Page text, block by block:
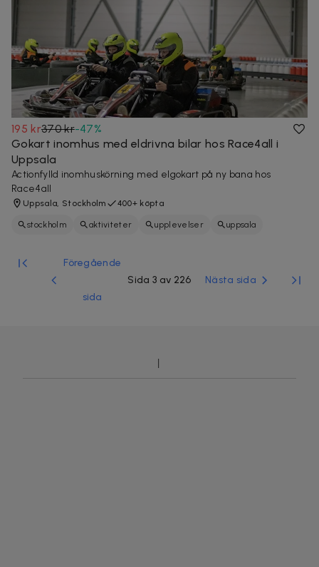
195 kr370 kr-47%
Gokart inomhus med eldrivna bilar hos Race4all i
Uppsala
Actionfylld inomhuskörning med elgokart på ny bana hos
Race4all
Uppsala, Stockholm 400+ köpta
stockholm aktiviteter upplevelser uppsala
Föregående
sida
Sida 3 av 226 Nästa sida